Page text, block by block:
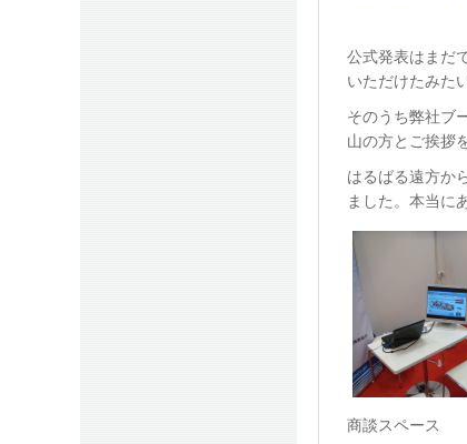
公式発表はまだ
いただけたみた
そのうち弊社ブ
山の方とご挨拶
はるばる遠方か
ました。本当に
商談スペース